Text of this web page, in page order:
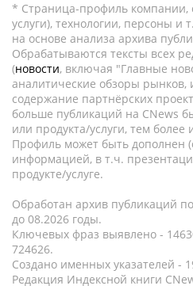
* Страница-профиль компании,
услуги), технологии, персоны и
на основе анализа архива
Обрабатываются тексты всех
(новости, включая "Главные
аналитические обзоры рынков,
содержание партнёрских
больше публикаций на CNews
или продукта/услуги, тем
Профиль может быть дополнен
информацией, в т.ч.
продукте/услуге.
Обработан архив публикаций
до 08.2026 годы.
Ключевых фраз выявлено -
724626.
Создано именных указателей -
Редакция Индексной книги